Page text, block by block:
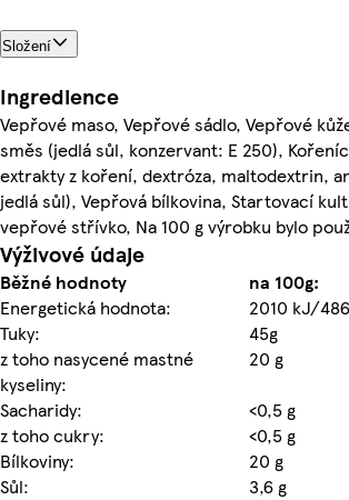
Složení
Ingredience
Vepřové maso, Vepřové sádlo, Vepřové
směs (jedlá sůl, konzervant: E 250),
extrakty z koření, dextróza, maltodextrin,
jedlá sůl), Vepřová bílkovina, Startovací
vepřové střívko, Na 100 g výrobku bylo
Výživové údaje
Běžné hodnoty
na 100g:
Energetická hodnota:
2010 kJ/
Tuky:
45g
z toho nasycené mastné
kyseliny:
20 g
Sacharidy:
<0,5 g
z toho cukry:
<0,5 g
Bílkoviny:
20 g
Sůl:
3,6 g